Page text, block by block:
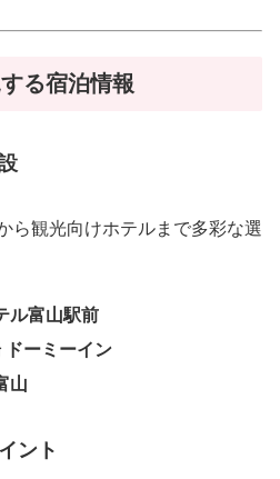
る宿泊情報
ら観光向けホテルまで多彩な選
ル富山駅前
ドーミーイン
山
ント